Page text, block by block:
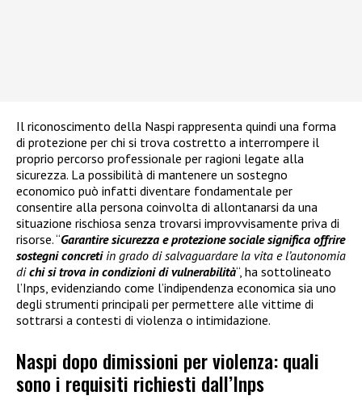
Il riconoscimento della Naspi rappresenta quindi una forma
di protezione per chi si trova costretto a interrompere il
proprio percorso professionale per ragioni legate alla
sicurezza. La possibilità di mantenere un sostegno
economico può infatti diventare fondamentale per
consentire alla persona coinvolta di allontanarsi da una
situazione rischiosa senza trovarsi improvvisamente priva di
risorse. “Garantire sicurezza e protezione sociale significa offrire
sostegni concretiin grado di salvaguardare la vita e l’autonomia
dichi si trova in condizioni di vulnerabilità“, ha sottolineato
l’Inps, evidenziando come l’indipendenza economica sia uno
degli strumenti principali per permettere alle vittime di
sottrarsi a contesti di violenza o intimidazione.
Naspi dopo dimissioni per violenza: quali
sono i requisiti richiesti dall’Inps